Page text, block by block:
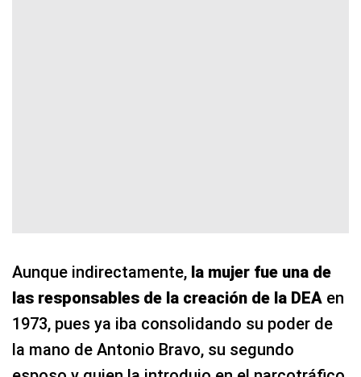
Aunque indirectamente, la mujer fue una de
las responsables de la creación de la DEA en
1973, pues ya iba consolidando su poder de
la mano de Antonio Bravo, su segundo